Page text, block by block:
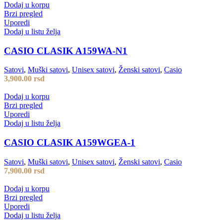
Dodaj u korpu
Brzi pregled
Uporedi
Dodaj u listu želja
CASIO CLASIK A159WA-N1
Satovi, Muški satovi, Unisex satovi, Ženski satovi, Casio
3,900.00 rsd
Dodaj u korpu
Brzi pregled
Uporedi
Dodaj u listu želja
CASIO CLASIK A159WGEA-1
Satovi, Muški satovi, Unisex satovi, Ženski satovi, Casio
7,900.00 rsd
Dodaj u korpu
Brzi pregled
Uporedi
Dodaj u listu želja